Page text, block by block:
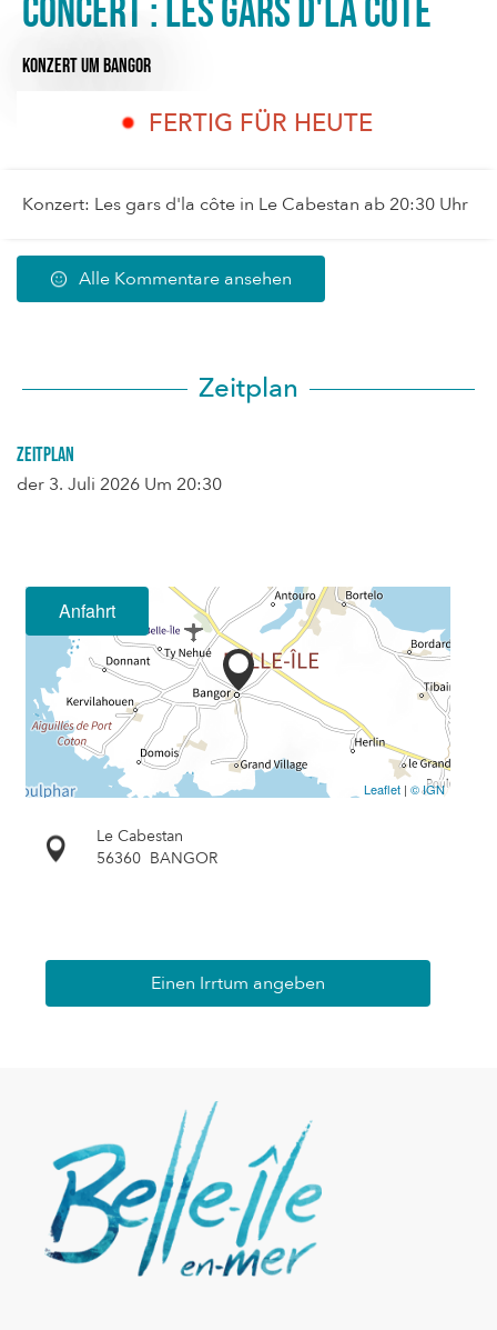
Concert : Les gars d'la côte
KONZERTUM BANGOR
FERTIG FÜR HEUTE
Konzert: Les gars d'la côte in Le Cabestan ab 20:30 Uhr
Alle Kommentare ansehen
Zeitplan
Zeitplan
der 3. Juli 2026 Um 20:30
Anfahrt
Leaflet | © IGN
Le Cabestan
56360 BANGOR
Einen Irrtum angeben